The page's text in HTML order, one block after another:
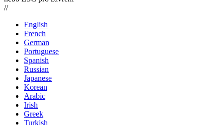
//
English
French
German
Portuguese
Spanish
Russian
Japanese
Korean
Arabic
Irish
Greek
Turkish